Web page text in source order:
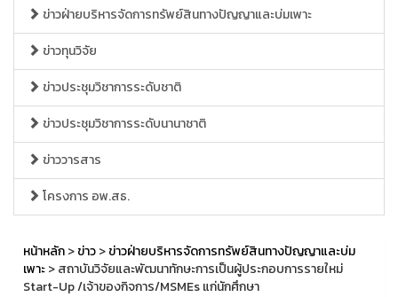
ข่าวฝ่ายบริหารจัดการทรัพย์สินทางปัญญาและบ่มเพาะ
ข่าวทุนวิจัย
ข่าวประชุมวิชาการระดับชาติ
ข่าวประชุมวิชาการระดับนานาชาติ
ข่าววารสาร
โครงการ อพ.สธ.
หน้าหลัก>ข่าว>ข่าวฝ่ายบริหารจัดการทรัพย์สินทางปัญญาและบ่ม
เพาะ> สถาบันวิจัยและพัฒนาทักษะการเป็นผู้ประกอบการรายใหม่
Start-Up /เจ้าของกิจการ/MSMEs แก่นักศึกษา